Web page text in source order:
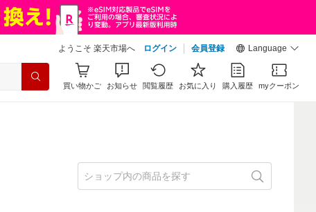
ようこそ 楽天市場へ ログイン 会員登録 Language
買い物かご お知らせ 閲覧履歴 お気に入り 購入履歴 myクーポン